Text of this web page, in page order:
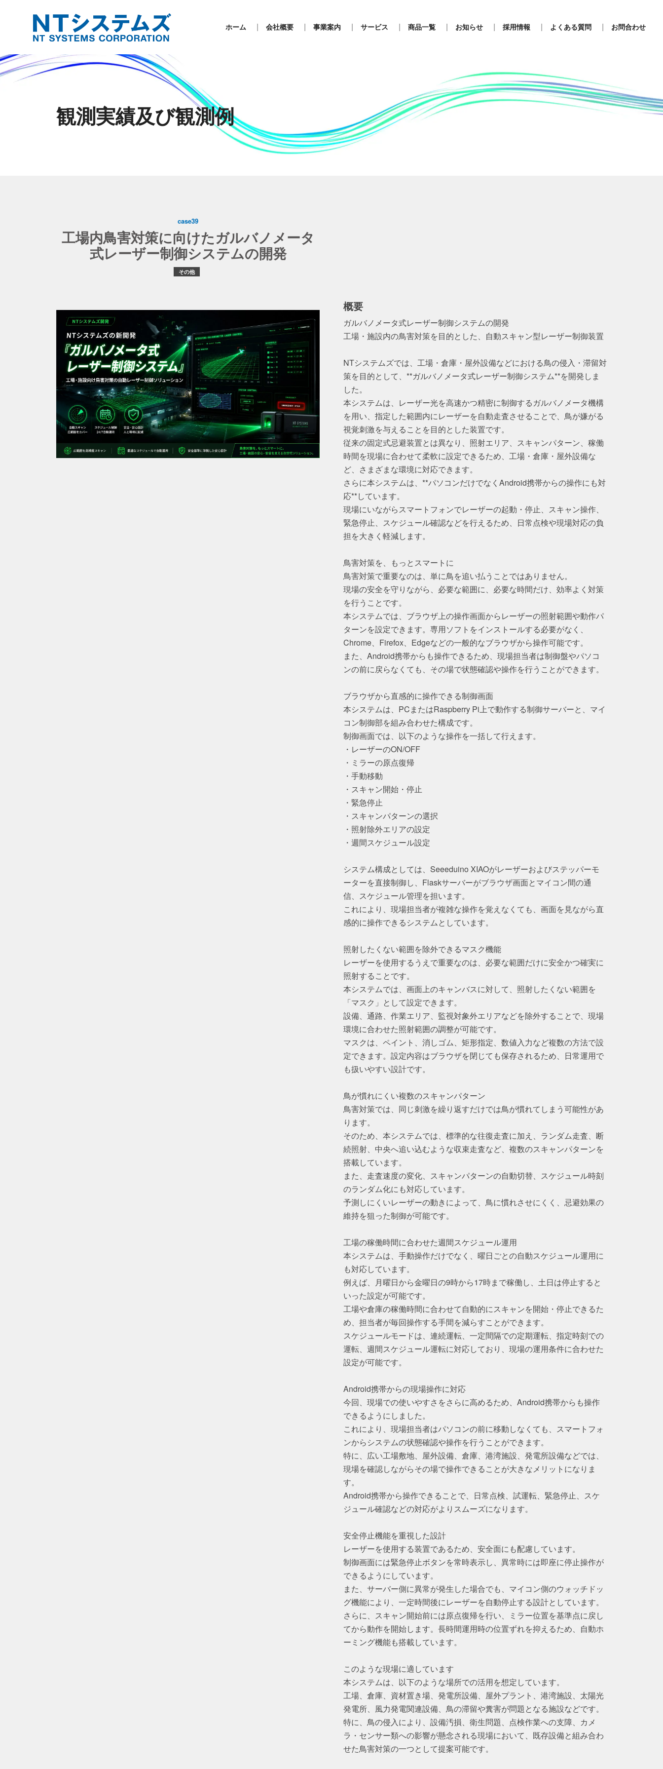
ホーム 会社概要 事業案内 サービス 商品一覧 お知らせ 採用情報 よくある質問 お問合わせ
観測実績及び観測例
case39
工場内鳥害対策に向けたガルバノメータ
式レーザー制御システムの開発
概要
ガルバノメータ式レーザー制御システムの開発
工場・施設内の鳥害対策を目的とした、自動スキャン型レーザー制御装置
NTシステムズでは、工場・倉庫・屋外設備などにおける鳥の侵入・滞留対
策を目的として、**ガルバノメータ式レーザー制御システム**を開発しま
した。
本システムは、レーザー光を高速かつ精密に制御するガルバノメータ機構
を用い、指定した範囲内にレーザーを自動走査させることで、鳥が嫌がる
視覚刺激を与えることを目的とした装置です。
従来の固定式忌避装置とは異なり、照射エリア、スキャンパターン、稼働
時間を現場に合わせて柔軟に設定できるため、工場・倉庫・屋外設備な
ど、さまざまな環境に対応できます。
さらに本システムは、**パソコンだけでなくAndroid携帯からの操作にも対
応**しています。
現場にいながらスマートフォンでレーザーの起動・停止、スキャン操作、
緊急停止、スケジュール確認などを行えるため、日常点検や現場対応の負
担を大きく軽減します。
鳥害対策を、もっとスマートに
鳥害対策で重要なのは、単に鳥を追い払うことではありません。
現場の安全を守りながら、必要な範囲に、必要な時間だけ、効率よく対策
を行うことです。
本システムでは、ブラウザ上の操作画面からレーザーの照射範囲や動作パ
ターンを設定できます。専用ソフトをインストールする必要がなく、
Chrome、Firefox、Edgeなどの一般的なブラウザから操作可能です。
また、Android携帯からも操作できるため、現場担当者は制御盤やパソコ
ンの前に戻らなくても、その場で状態確認や操作を行うことができます。
ブラウザから直感的に操作できる制御画面
本システムは、PCまたはRaspberry Pi上で動作する制御サーバーと、マイ
コン制御部を組み合わせた構成です。
制御画面では、以下のような操作を一括して行えます。
・レーザーのON/OFF
・ミラーの原点復帰
・手動移動
・スキャン開始・停止
・緊急停止
・スキャンパターンの選択
・照射除外エリアの設定
・週間スケジュール設定
システム構成としては、Seeeduino XIAOがレーザーおよびステッパーモ
ーターを直接制御し、Flaskサーバーがブラウザ画面とマイコン間の通
信、スケジュール管理を担います。
これにより、現場担当者が複雑な操作を覚えなくても、画面を見ながら直
感的に操作できるシステムとしています。
照射したくない範囲を除外できるマスク機能
レーザーを使用するうえで重要なのは、必要な範囲だけに安全かつ確実に
照射することです。
本システムでは、画面上のキャンバスに対して、照射したくない範囲を
「マスク」として設定できます。
設備、通路、作業エリア、監視対象外エリアなどを除外することで、現場
環境に合わせた照射範囲の調整が可能です。
マスクは、ペイント、消しゴム、矩形指定、数値入力など複数の方法で設
定できます。設定内容はブラウザを閉じても保存されるため、日常運用で
も扱いやすい設計です。
鳥が慣れにくい複数のスキャンパターン
鳥害対策では、同じ刺激を繰り返すだけでは鳥が慣れてしまう可能性があ
ります。
そのため、本システムでは、標準的な往復走査に加え、ランダム走査、断
続照射、中央へ追い込むような収束走査など、複数のスキャンパターンを
搭載しています。
また、走査速度の変化、スキャンパターンの自動切替、スケジュール時刻
のランダム化にも対応しています。
予測しにくいレーザーの動きによって、鳥に慣れさせにくく、忌避効果の
維持を狙った制御が可能です。
工場の稼働時間に合わせた週間スケジュール運用
本システムは、手動操作だけでなく、曜日ごとの自動スケジュール運用に
も対応しています。
例えば、月曜日から金曜日の9時から17時まで稼働し、土日は停止すると
いった設定が可能です。
工場や倉庫の稼働時間に合わせて自動的にスキャンを開始・停止できるた
め、担当者が毎回操作する手間を減らすことができます。
スケジュールモードは、連続運転、一定間隔での定期運転、指定時刻での
運転、週間スケジュール運転に対応しており、現場の運用条件に合わせた
設定が可能です。
Android携帯からの現場操作に対応
今回、現場での使いやすさをさらに高めるため、Android携帯からも操作
できるようにしました。
これにより、現場担当者はパソコンの前に移動しなくても、スマートフォ
ンからシステムの状態確認や操作を行うことができます。
特に、広い工場敷地、屋外設備、倉庫、港湾施設、発電所設備などでは、
現場を確認しながらその場で操作できることが大きなメリットになりま
す。
Android携帯から操作できることで、日常点検、試運転、緊急停止、スケ
ジュール確認などの対応がよりスムーズになります。
安全停止機能を重視した設計
レーザーを使用する装置であるため、安全面にも配慮しています。
制御画面には緊急停止ボタンを常時表示し、異常時には即座に停止操作が
できるようにしています。
また、サーバー側に異常が発生した場合でも、マイコン側のウォッチドッ
グ機能により、一定時間後にレーザーを自動停止する設計としています。
さらに、スキャン開始前には原点復帰を行い、ミラー位置を基準点に戻し
てから動作を開始します。長時間運用時の位置ずれを抑えるため、自動ホ
ーミング機能も搭載しています。
このような現場に適しています
本システムは、以下のような場所での活用を想定しています。
工場、倉庫、資材置き場、発電所設備、屋外プラント、港湾施設、太陽光
発電所、風力発電関連設備、鳥の滞留や糞害が問題となる施設などです。
特に、鳥の侵入により、設備汚損、衛生問題、点検作業への支障、カメ
ラ・センサー類への影響が懸念される現場において、既存設備と組み合わ
せた鳥害対策の一つとして提案可能です。